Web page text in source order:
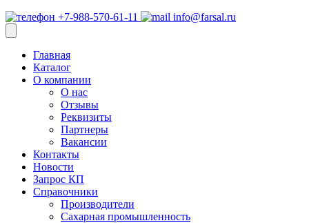
+7-988-570-61-11
info@farsal.ru
Главная
Каталог
О компании
О нас
Отзывы
Реквизиты
Партнеры
Вакансии
Контакты
Новости
Запрос КП
Справочники
Производители
Сахарная промышленность